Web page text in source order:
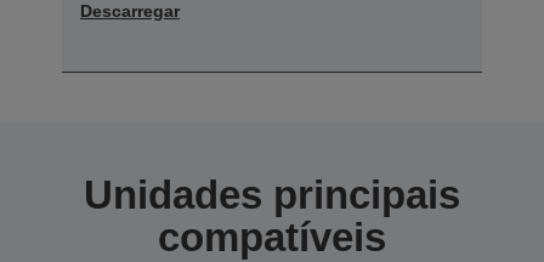
Descarregar
Unidades principais
compatíveis